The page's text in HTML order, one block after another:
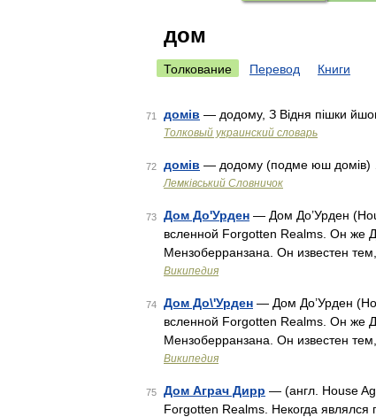
дом
Толкование Перевод Книги
71 домів — додому, З Відня пішки
Толковый украинский словарь
72 домів — додому (подме юш домів)
Лемківський Словничок
73 Дом До'Урден — Дом До’Урден
всленной Forgotten Realms. Он же
Мензоберранзана. Он известен
Википедия
74 Дом До\'Урден — Дом До’Урден
всленной Forgotten Realms. Он
Мензоберранзана. Он известен
Википедия
75 Дом Аграч Дирр — (англ. House
Forgotten Realms. Некогда